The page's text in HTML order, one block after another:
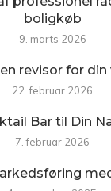
boligkøb
9. marts 2026
revisor for
22. februar 2026
Bar til Din
7. februar 2026